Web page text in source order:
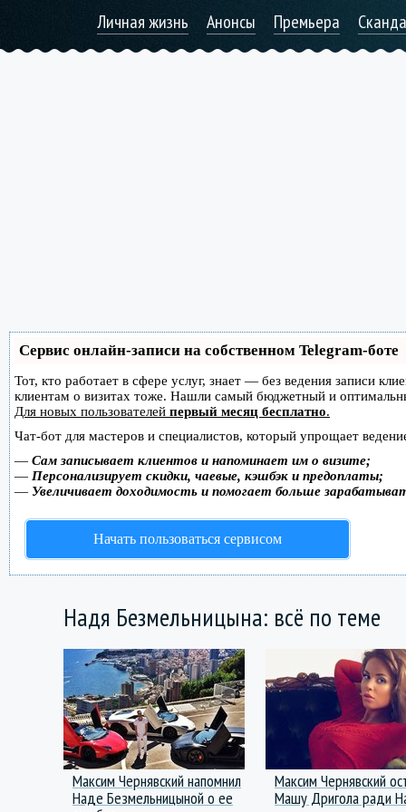
Личная жизнь Анонсы Премьера
Сервис онлайн-записи на собственном Telegram-боте
Тот, кто работает в сфере услуг, знает — без ведения записи
клиентам о визитах тоже. Нашли самый бюджетный и
Для новых пользователей первый месяц бесплатно.
Чат-бот для мастеров и специалистов, который упрощает
— Сам записывает клиентов и напоминает им о визите;
— Персонализирует скидки, чаевые, кэшбэк и предоплаты;
— Увеличивает доходимость и помогает больше
Начать пользоваться сервисом
Надя Безмельницына: всё по теме
Максим Чернявский напомнил
Наде Безмельницыной о ее
Максим Чернявский
Машу Дригола ради